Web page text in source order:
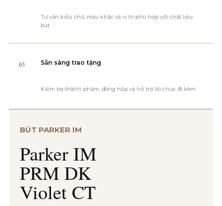
Tư vấn kiểu chữ, màu khắc và vị trí phù hợp với chất liệu
bút.
03 Sẵn sàng trao tặng
Kiểm tra thành phẩm, đóng hộp và hỗ trợ lời chúc đi kèm.
BÚT PARKER IM
Parker IM
PRM DK
Violet CT